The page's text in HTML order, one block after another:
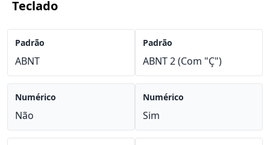
Teclado
Padrão
ABNT
Numérico
Não
Padrão
ABNT 2 (Com "Ç")
Numérico
Sim